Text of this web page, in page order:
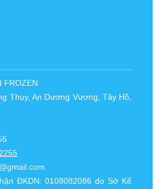
FROZEN
Thụy, An Dương Vương, Tây Hồ,
ĐKDN: 0108082086 do Sở Kế